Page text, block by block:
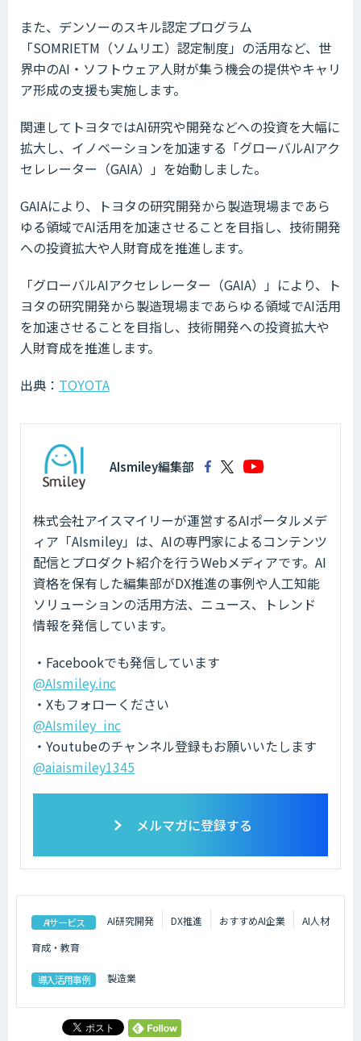
また、デンソーのスキル認定プログラム
「SOMRIETM（ソムリエ）認定制度」の活用など、世
界中のAI・ソフトウェア人財が集う機会の提供やキャリ
ア形成の支援も実施します。
関連してトヨタではAI研究や開発などへの投資を大幅に
拡大し、イノベーションを加速する「グローバルAIアク
セレレーター（GAIA）」を始動しました。
GAIAにより、トヨタの研究開発から製造現場まであら
ゆる領域でAI活用を加速させることを目指し、技術開発
への投資拡大や人財育成を推進します。
「グローバルAIアクセレレーター（GAIA）」により、ト
ヨタの研究開発から製造現場まであらゆる領域でAI活用
を加速させることを目指し、技術開発への投資拡大や
人財育成を推進します。
出典： TOYOTA
AIsmiley編集部
株式会社アイスマイリーが運営するAIポータルメデ
ィア「AIsmiley」は、AIの専門家によるコンテンツ
配信とプロダクト紹介を行うWebメディアです。AI
資格を保有した編集部がDX推進の事例や人工知能
ソリューションの活用方法、ニュース、トレンド
情報を発信しています。
・Facebookでも発信しています
@AIsmiley.inc
・Xもフォローください
@AIsmiley_inc
・Youtubeのチャンネル登録もお願いいたします
@aiaismiley1345
メルマガに登録する
AIサービス AI研究開発 DX推進 おすすめAI企業
AI人材
育成・教育
導入活用事例 製造業